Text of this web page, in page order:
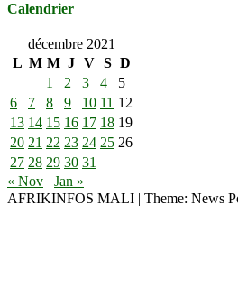
Calendrier
décembre 2021
L M M J V S D
1
2 3 4
5
6
7 8 9 10 11 12
13 14 15 16 17 18 19
20 21 22 23 24 25 26
27 28 29 30 31
« Nov
Jan »
AFRIKINFOS MALI | Theme: News